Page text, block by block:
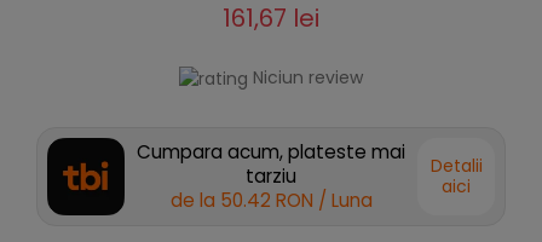
161,67 lei
Niciun review
Cumpara acum, plateste mai
tarziu
de la 50.42 RON / Luna
Detalii
aici